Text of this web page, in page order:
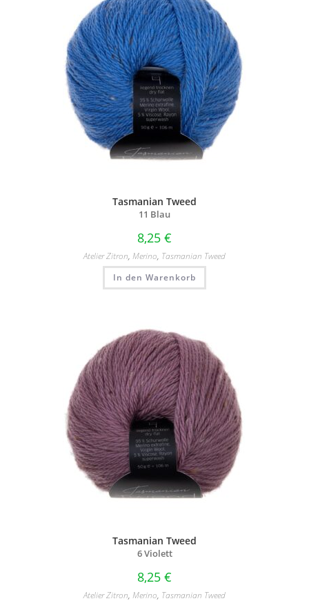
Tasmanian Tweed
11 Blau
8,25 €
Atelier Zitron, Merino, Tasmanian Tweed
In den Warenkorb
Tasmanian Tweed
6 Violett
8,25 €
Atelier Zitron, Merino, Tasmanian Tweed